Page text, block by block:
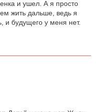
и ушел. А я просто
жить дальше, ведь я
и будущего у меня нет.